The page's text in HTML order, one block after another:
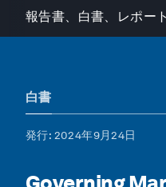
報告書、白書、レポート
白書
発行: 2024年9月24日